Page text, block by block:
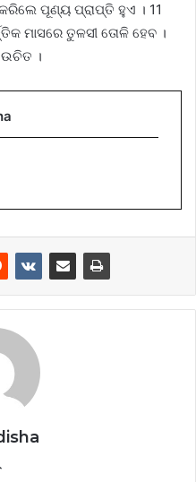
ପୂଣ୍ୟ ପ୍ରାପ୍ତି ହୁଏ । 11
ମାସରେ ତୁଳସୀ ତୋଳି ହେବ ।
ଉଚିତ ।
Website